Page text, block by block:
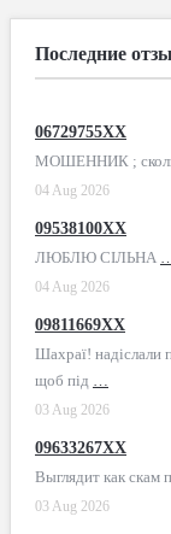
Последние
06729755XX
МОШЕННИК ;
04 Aug 2026
09538100XX
ЛЮБЛЮ СІЛЬНА
04 Aug 2026
09811669XX
Шахраї! надіслали
щоб під …
03 Aug 2026
09633267XX
Выглядит как скам
03 Aug 2026